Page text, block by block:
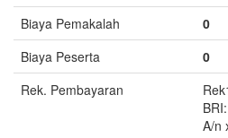
Biaya Pemakalah
0
Biaya Peserta
0
Rek. Pembayaran
A/n